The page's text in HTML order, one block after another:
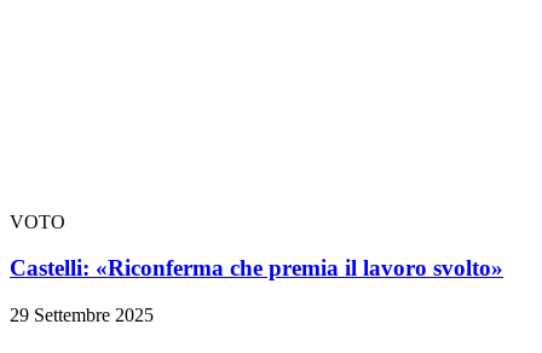
VOTO
Castelli: «Riconferma che premia il lavoro svolto»
29 Settembre 2025